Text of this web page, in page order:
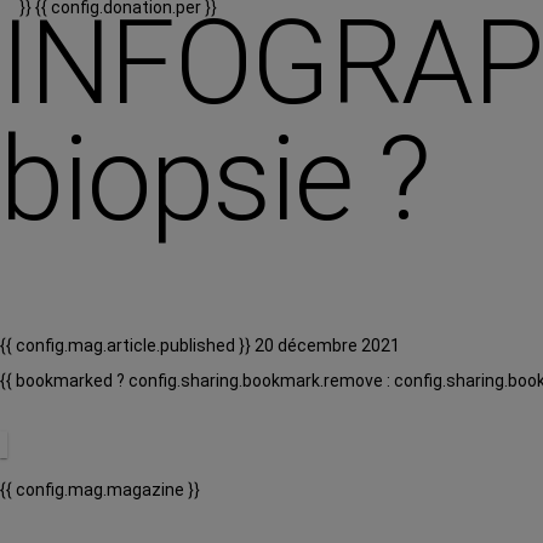
}}{{ config.donation.per }}
biopsie ?
{{ config.mag.article.published }} 20 décembre 2021
{{ bookmarked ? config.sharing.bookmark.remove :
{{ config.mag.magazine }}